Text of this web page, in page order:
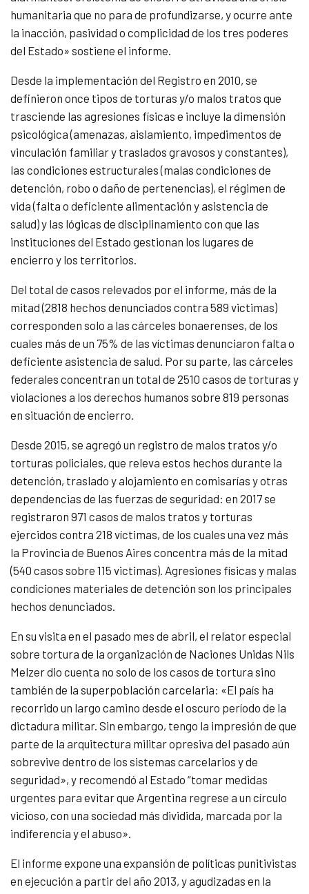
humanitaria que no para de profundizarse, y ocurre ante
la inacción, pasividad o complicidad de los tres poderes
del Estado» sostiene el informe.
Desde la implementación del Registro en 2010, se
definieron once tipos de torturas y/o malos tratos que
trasciende las agresiones físicas e incluye la dimensión
psicológica (amenazas, aislamiento, impedimentos de
vinculación familiar y traslados gravosos y constantes),
las condiciones estructurales (malas condiciones de
detención, robo o daño de pertenencias), el régimen de
vida (falta o deficiente alimentación y asistencia de
salud) y las lógicas de disciplinamiento con que las
instituciones del Estado gestionan los lugares de
encierro y los territorios.
Del total de casos relevados por el informe, más de la
mitad (2818 hechos denunciados contra 589 victimas)
corresponden solo a las cárceles bonaerenses, de los
cuales más de un 75% de las víctimas denunciaron falta o
deficiente asistencia de salud. Por su parte, las cárceles
federales concentran un total de 2510 casos de torturas y
violaciones a los derechos humanos sobre 819 personas
en situación de encierro.
Desde 2015, se agregó un registro de malos tratos y/o
torturas policiales, que releva estos hechos durante la
detención, traslado y alojamiento en comisarías y otras
dependencias de las fuerzas de seguridad: en 2017 se
registraron 971 casos de malos tratos y torturas
ejercidos contra 218 víctimas, de los cuales una vez más
la Provincia de Buenos Aires concentra más de la mitad
(540 casos sobre 115 victimas). Agresiones físicas y malas
condiciones materiales de detención son los principales
hechos denunciados.
En su visita en el pasado mes de abril, el relator especial
sobre tortura de la organización de Naciones Unidas Nils
Melzer dio cuenta no solo de los casos de tortura sino
también de la superpoblación carcelaria: «El país ha
recorrido un largo camino desde el oscuro período de la
dictadura militar. Sin embargo, tengo la impresión de que
parte de la arquitectura militar opresiva del pasado aún
sobrevive dentro de los sistemas carcelarios y de
seguridad», y recomendó al Estado “tomar medidas
urgentes para evitar que Argentina regrese a un círculo
vicioso, con una sociedad más dividida, marcada por la
indiferencia y el abuso».
El informe expone una expansión de políticas punitivistas
en ejecución a partir del año 2013, y agudizadas en la